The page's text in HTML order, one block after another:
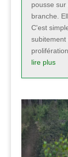
pousse
branche.
C'est
subitement
lire plus